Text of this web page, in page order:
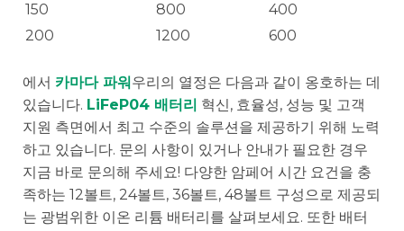
150
800
400
200
1200 600
에서 카마다 파워 우리의 열정은 다음과 같이 옹호하는 데
있습니다. LiFeP04 배터리 혁신, 효율성, 성능 및 고객
지원 측면에서 최고 수준의 솔루션을 제공하기 위해 노력
하고 있습니다. 문의 사항이 있거나 안내가 필요한 경우
지금 바로 문의해 주세요! 다양한 암페어 시간 요건을 충
족하는 12볼트, 24볼트, 36볼트, 48볼트 구성으로 제공되
는 광범위한 이온 리튬 배터리를 살펴보세요. 또한 배터